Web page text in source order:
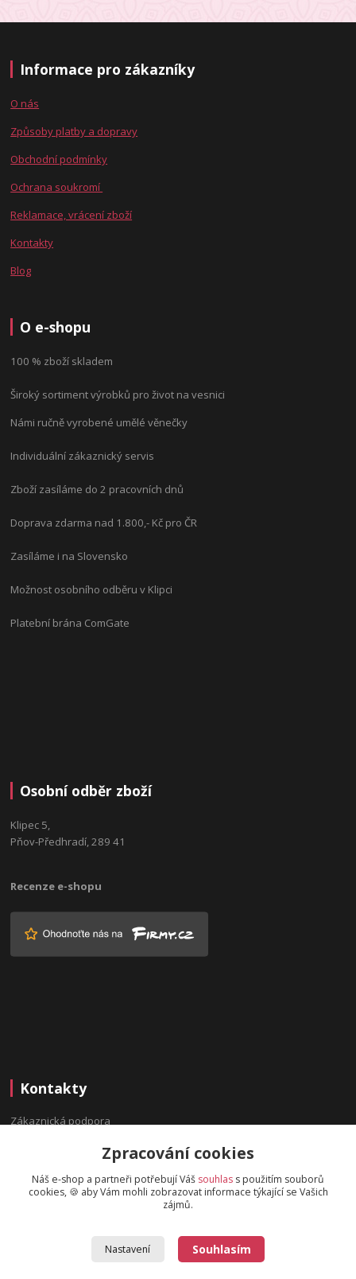
Informace pro zákazníky
O nás
Způsoby platby a dopravy
Obchodní podmínky
Ochrana soukromí
Reklamace, vrácení zboží
Kontakty
Blog
O e-shopu
100 % zboží skladem
Široký sortiment výrobků pro život na vesnici
Námi ručně vyrobené umělé věnečky
Individuální zákaznický servis
Zboží zasíláme do 2 pracovních dnů
Doprava zdarma nad 1.800,- Kč pro ČR
Zasíláme i na Slovensko
Možnost osobního odběru v Klipci
Platební brána ComGate
Osobní odběr zboží
Klipec 5,
Pňov-Předhradí, 289 41
Recenze e-shopu
Kontakty
Zákaznická podpora
info@bydleninavesnici.czZpracování cookies
Náš e-shop a partneři potřebují Váš souhlas s použitím souborů
cookies, 🍪 aby Vám mohli zobrazovat informace týkající se Vašich
zájmů.
Nastavení Souhlasím